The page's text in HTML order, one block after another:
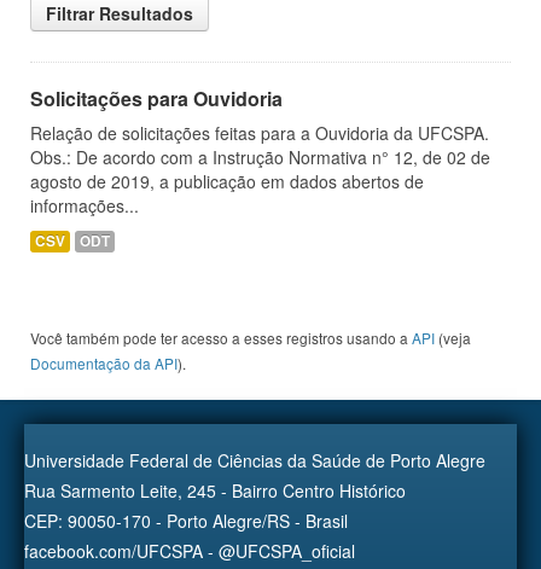
Filtrar Resultados
Solicitações para Ouvidoria
Relação de solicitações feitas para a Ouvidoria da UFCSPA.
Obs.: De acordo com a Instrução Normativa n° 12, de 02 de
agosto de 2019, a publicação em dados abertos de
informações...
CSV ODT
Você também pode ter acesso a esses registros usando a API (veja
Documentação da API).
Universidade Federal de Ciências da Saúde de Porto Alegre
Rua Sarmento Leite, 245 - Bairro Centro Histórico
CEP: 90050-170 - Porto Alegre/RS - Brasil
facebook.com/UFCSPA - @UFCSPA_oficial